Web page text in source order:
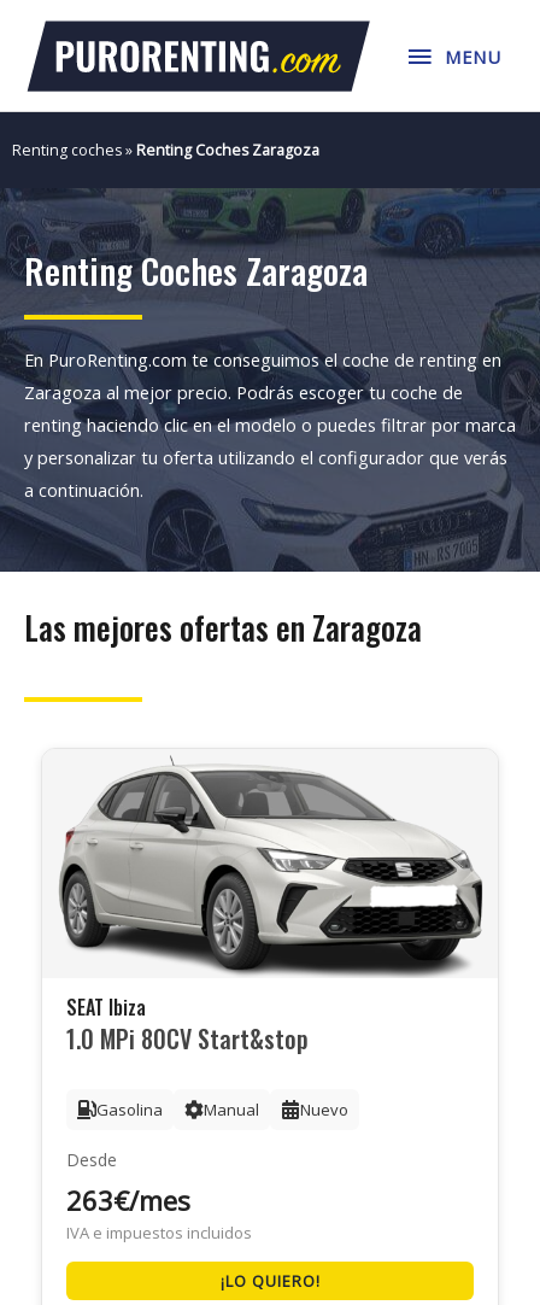
contenido
MENU
MENU
Renting coches»Renting Coches Zaragoza
Renting Coches Zaragoza
En PuroRenting.com te conseguimos el coche de renting en
Zaragoza al mejor precio. Podrás escoger tu coche de
renting haciendo clic en el modelo o puedes filtrar por marca
y personalizar tu oferta utilizando el configurador que verás
a continuación.
Las mejores ofertas en Zaragoza
SEAT Ibiza
1.0 MPi 80CV Start&stop
Gasolina Manual Nuevo
Desde
263€/mes
IVA e impuestos incluidos
¡LO QUIERO!